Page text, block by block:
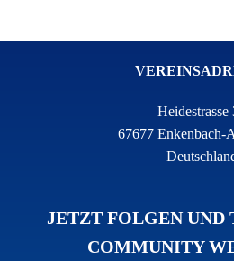
Heidestrasse
67677 Enkenbach-
JETZT FOLGEN UND
COMMUNITY